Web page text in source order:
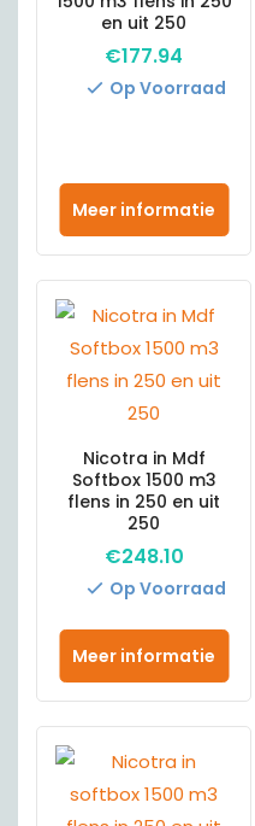
en uit 250
€177.94
Meer informatie
Op Voorraad
Nicotra in Mdf
Softbox 1500 m3
flens in 250 en uit
250
€248.10
Meer informatie
Op Voorraad